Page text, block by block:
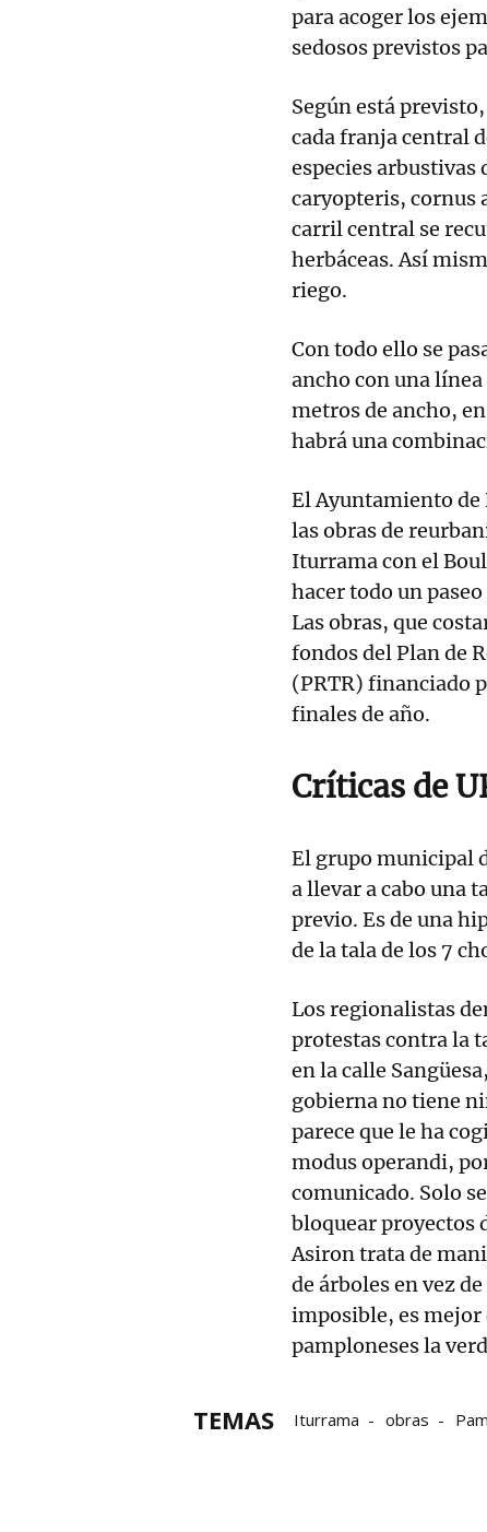
para acoger los
sedosos previstos
Según está
cada franja central
especies
caryopteris, cornus
carril central se
herbáceas. Así
riego.
Con todo ello se
ancho con una
metros de ancho,
habrá una
El Ayuntamiento de
las obras de
Iturrama con el
hacer todo un
Las obras, que
fondos del Plan de
(PRTR) financiado
finales de año.
Críticas de
El grupo municipal
a llevar a cabo una
previo. Es de una
de la tala de los 7
Los regionalistas
protestas contra la
en la calle
gobierna no tiene
parece que le ha
modus operandi,
comunicado. Solo
bloquear proyectos
Asiron trata de
de árboles en vez
imposible, es mejor
pamploneses la
TEMAS Iturrama obras